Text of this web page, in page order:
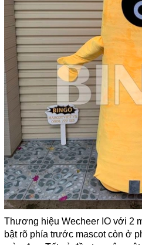
Thương hiệu Wecheer IO với 2
bật rõ phía trước mascot còn ở